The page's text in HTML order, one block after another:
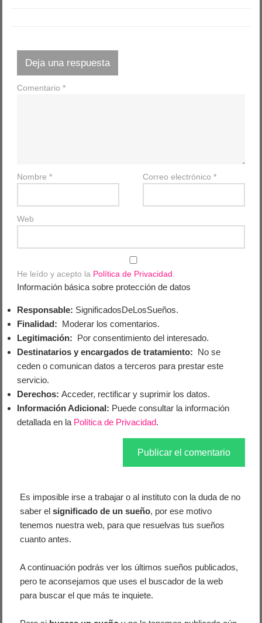
Deja una respuesta
Comentario*
Nombre* Correo electrónico *
Web
He leído y acepto la Política de Privacidad
Información básica sobre protección de datos
Responsable: SignificadosDeLosSueños.
Finalidad: Moderar los comentarios.
Legitimación: Por consentimiento del interesado.
Destinatarios y encargados de tratamiento: No se
ceden o comunican datos a terceros para prestar este
servicio.
Derechos: Acceder, rectificar y suprimir los datos.
Información Adicional: Puede consultar la información
detallada en la Política de Privacidad.
Es imposible irse a trabajar o al instituto con la duda de no
saber elsignificado de un sueño, por ese motivo
tenemos nuestra web, para que resuelvas tus sueños
cuanto antes.
A continuación podrás ver los últimos sueños publicados,
pero te aconsejamos que uses el buscador de la web
para buscar el que más te inquiete.